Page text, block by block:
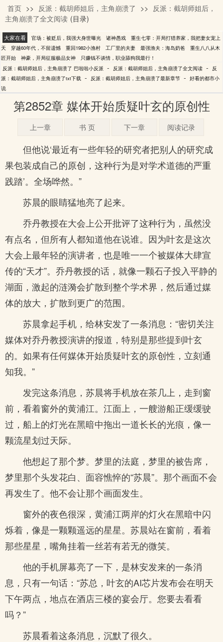
巴啦啦小反派
首页 >> 反派：截胡师姐后，主角崩溃了 >> 反派：截胡师姐后，
主角崩溃了全文阅读 (目录)
大家在看 官场：被贬后，我强大身世曝光 诸神愚戏
重生七零：开局打猎养家，我把妻女宠上
天
穿越60年代，不留遗憾 重回1982小渔村 工厂里的夫妻 最强渔夫：海岛奶爸
重生八八从木
匠开始
神豪，开局征服极品女神
只赚钱不谈情，职业舔狗我最行！
反派：截胡师姐后，主角崩溃了 巴啦啦小反派 - 反派：截胡师姐后，主角崩溃了全文阅读 -
反
派：截胡师姐后，主角崩溃了txt下载 - 反派：截胡师姐后，主角崩溃了最新章节 - 好看的都市小
说
第2852章 媒体开始质疑叶玄的原创性
上一章 书 页 下一章 阅读记录
但他说‘最近有一些年轻的研究者把别人的研究成
果包装成自己的原创，这种行为是对学术道德的严重
践踏’。全场哗然。”
苏晨的眼睛猛地亮了起来。
乔丹教授在大会上公开批评了这种行为，虽然没
有点名，但所有人都知道他在说谁。因为叶玄是这次
大会上最年轻的演讲者，也是唯一一个被媒体大肆宣
传的“天才”。乔丹教授的话，就像一颗石子投入平静的
湖面，激起的涟漪会扩散到整个学术界，然后通过媒
体的放大，扩散到更广的范围。
苏晨拿起手机，给林安发了一条消息：“密切关注
媒体对乔丹教授演讲的报道，特别是那些提到叶玄
的。如果有任何媒体开始质疑叶玄的原创性，立刻通
知我。”
发完这条消息，苏晨将手机放在茶几上，走到窗
前，看着窗外的黄浦江。江面上，一艘游船正缓缓驶
过，船上的灯光在黑暗中拖出一道长长的光痕，像一
颗流星划过天际。
他想起了那个梦。梦里的法庭，梦里的被告席，
梦里那个头发花白、面容憔悴的“苏晨”。那个画面不会
再发生了。他不会让那个画面发生。
窗外的夜色很深，黄浦江两岸的灯火在黑暗中闪
烁着，像是一颗颗遥远的星星。苏晨站在窗前，看着
那些星星，嘴角挂着一丝若有若无的微笑。
他的手机屏幕亮了一下，是林安发来的一条消
息，只有一句话：“苏总，叶玄的AI芯片发布会在明天
下午两点，地点在酒店三楼的宴会厅。您要去看看
吗？”
苏晨看着这条消息，沉默了很久。